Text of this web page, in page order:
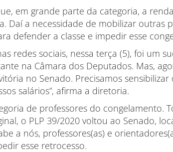
em grande parte da categoria, a
Daí a necessidade de mobilizar outras
defender a classe e impedir esse
redes sociais, nessa terça (5), foi um
na Câmara dos Deputados. Mas,
no Senado. Precisamos
salários”, afirma a diretoria.
de professores do congelamento.
o PLP 39/2020 voltou ao Senado,
a nós, professores(as) e
esse retrocesso.